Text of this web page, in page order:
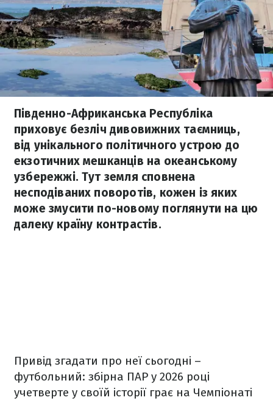
Південно-Африканська Республіка
приховує безліч дивовижних таємниць,
від унікального політичного устрою до
екзотичних мешканців на океанському
узбережжі. Тут земля сповнена
несподіваних поворотів, кожен із яких
може змусити по-новому поглянути на цю
далеку країну контрастів.
Привід згадати про неї сьогодні –
футбольний: збірна ПАР у 2026 році
учетверте у своїй історії грає на Чемпіонаті